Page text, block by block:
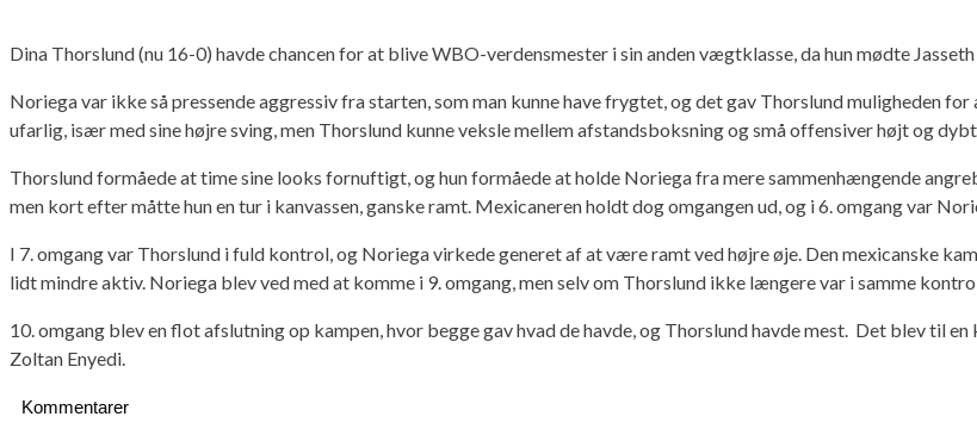
Dina Thorslund (nu 16-0) havde chancen for at blive WBO-verdensmester i sin anden vægtklasse, da hun mødte
Noriega var ikke så pressende aggressiv fra starten, som man kunne have frygtet, og det gav Thorslund muligheden
ufarlig, især med sine højre sving, men Thorslund kunne veksle mellem afstandsboksning og små offensiver højt og dybt.
Thorslund formåede at time sine looks fornuftigt, og hun formåede at holde Noriega fra mere sammenhængende
men kort efter måtte hun en tur i kanvassen, ganske ramt. Mexicaneren holdt dog omgangen ud, og i 6. omgang var
I 7. omgang var Thorslund i fuld kontrol, og Noriega virkede generet af at være ramt ved højre øje. Den mexicanske
lidt mindre aktiv. Noriega blev ved med at komme i 9. omgang, men selv om Thorslund ikke længere var i samme
10. omgang blev en flot afslutning op kampen, hvor begge gav hvad de havde, og Thorslund havde mest. Det blev til
Zoltan Enyedi.
Kommentarer